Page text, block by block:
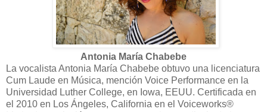
Antonia María Chabebe
La vocalista Antonia María Chabebe obtuvo una licenciatura
Cum Laude en Música, mención Voice Performance en la
Universidad Luther College, en Iowa, EEUU. Certificada en
el 2010 en Los Ángeles, California en el Voiceworks®